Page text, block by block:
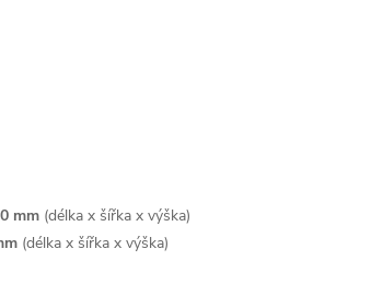
mm (délka x šířka x výška)
(délka x šířka x výška)